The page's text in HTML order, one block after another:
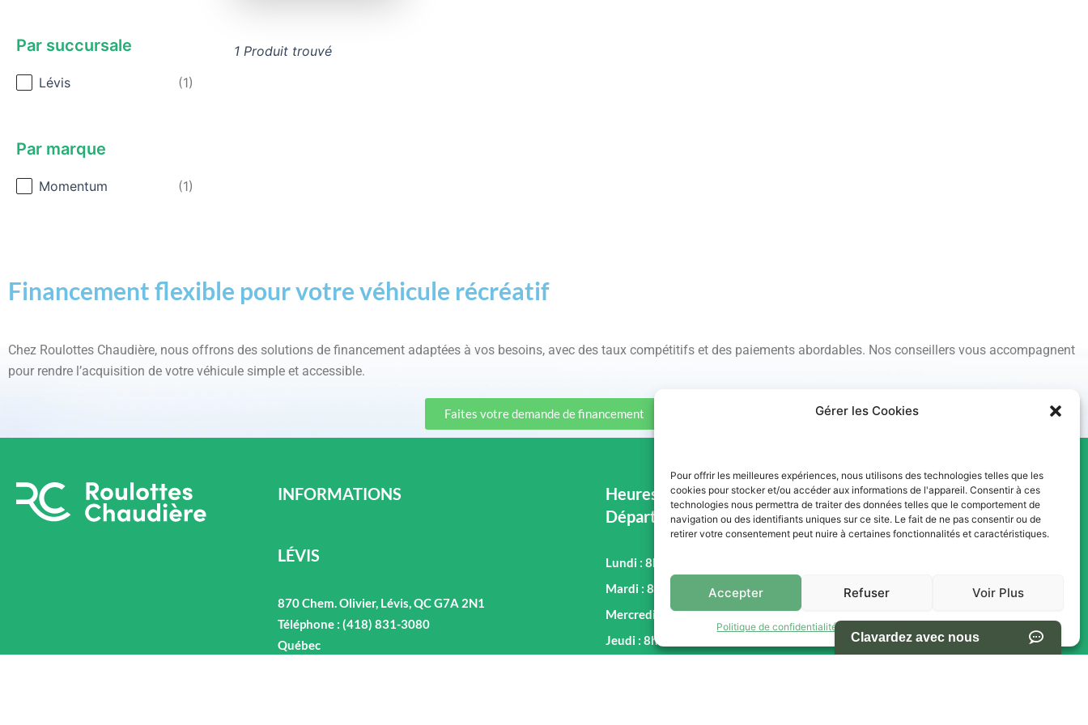
Gérer les Cookies
Pour offrir les meilleures expériences, nous utilisons des technologies telles que les
cookies pour stocker et/ou accéder aux informations de l'appareil. Consentir à ces
technologies nous permettra de traiter des données telles que le comportement de
navigation ou des identifiants uniques sur ce site. Le fait de ne pas consentir ou de
retirer votre consentement peut nuire à certaines fonctionnalités et caractéristiques.
Accepter Refuser Voir Plus
Politique de confidentialité
Par succursale
Par succursale
Lévis (1)
Par marque
Par marque
Momentum (1)
1 Produit trouvé
Financement flexible pour votre véhicule récréatif
Chez Roulottes Chaudière, nous offrons des solutions de financement adaptées à vos besoins, avec des taux compétitifs et des paiements abordables. Nos conseillers vous accompagnent
pour rendre l’acquisition de votre véhicule simple et accessible.
Faites votre demande de financement
INFORMATIONS
LÉVIS
870 Chem. Olivier, Lévis, QC G7A 2N1
Téléphone : (418) 831-3080
Québec
Heures d'ouvertures -
Département des Ventes
Lundi : 8h00 - 17h00
Mardi : 8h00 - 17h00
Mercredi : 8h00 - 17h00
Jeudi : 8h00 - 17h00
NAVIGATION
Accueil
Inventaire
Promotion
Blogue